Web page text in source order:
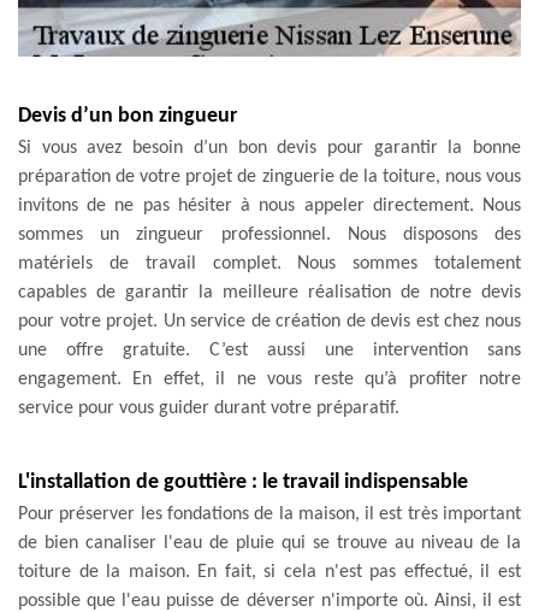
Devis d’un bon zingueur
Si vous avez besoin d’un bon devis pour garantir la bonne
préparation de votre projet de zinguerie de la toiture, nous vous
invitons de ne pas hésiter à nous appeler directement. Nous
sommes un zingueur professionnel. Nous disposons des
matériels de travail complet. Nous sommes totalement
capables de garantir la meilleure réalisation de notre devis
pour votre projet. Un service de création de devis est chez nous
une offre gratuite. C’est aussi une intervention sans
engagement. En effet, il ne vous reste qu’à profiter notre
service pour vous guider durant votre préparatif.
L'installation de gouttière : le travail indispensable
Pour préserver les fondations de la maison, il est très important
de bien canaliser l'eau de pluie qui se trouve au niveau de la
toiture de la maison. En fait, si cela n'est pas effectué, il est
possible que l'eau puisse de déverser n'importe où. Ainsi, il est